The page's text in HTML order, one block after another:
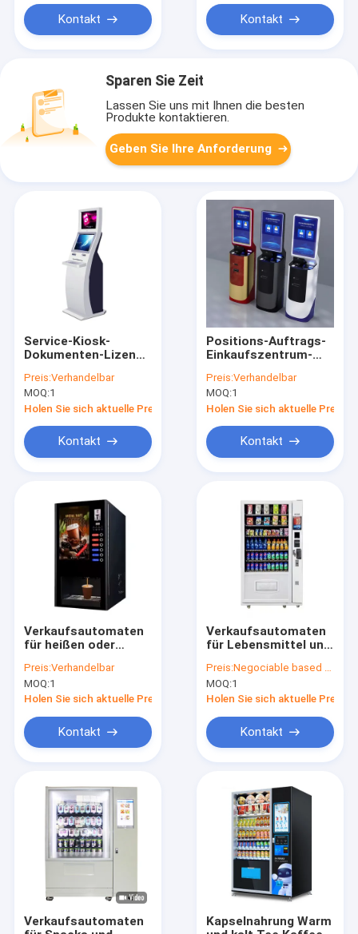
Produkte
Über uns
Werksbesichtigung
Kontakt Kontakt
Sparen Sie Zeit
Lassen Sie uns mit Ihnen die besten
Produkte kontaktieren.
Geben Sie Ihre Anforderung
Service-Kiosk-
Dokumenten-Lizenz-
Rechnungs-Foto-
Zahlung des
Selbst128gb, die k-
Kredit-Debitkarte-
Leser druckt
Preis:Verhandelbar
MOQ:1
Holen Sie sich aktuelle Preis
Kontakt
Positions-Auftrags-
Einkaufszentrum-
Zahlungs-Maschine
mit Touch Screen
Preis:Verhandelbar
MOQ:1
Holen Sie sich aktuelle Preis
Kontakt
Verkaufsautomaten
für heißen oder
Milch Tee mit
automatischem
Becher Tropfen
Preis:Verhandelbar
MOQ:1
Holen Sie sich aktuelle Preis
Kontakt
Verkaufsautomaten
für Lebensmittel und
Getränke
Automatischer
Selbstbedienungskiosk
Preis:Negociable based on the quantity
MOQ:1
Holen Sie sich aktuelle Preis
Kontakt
Verkaufsautomaten
Kapselnahrung Warm